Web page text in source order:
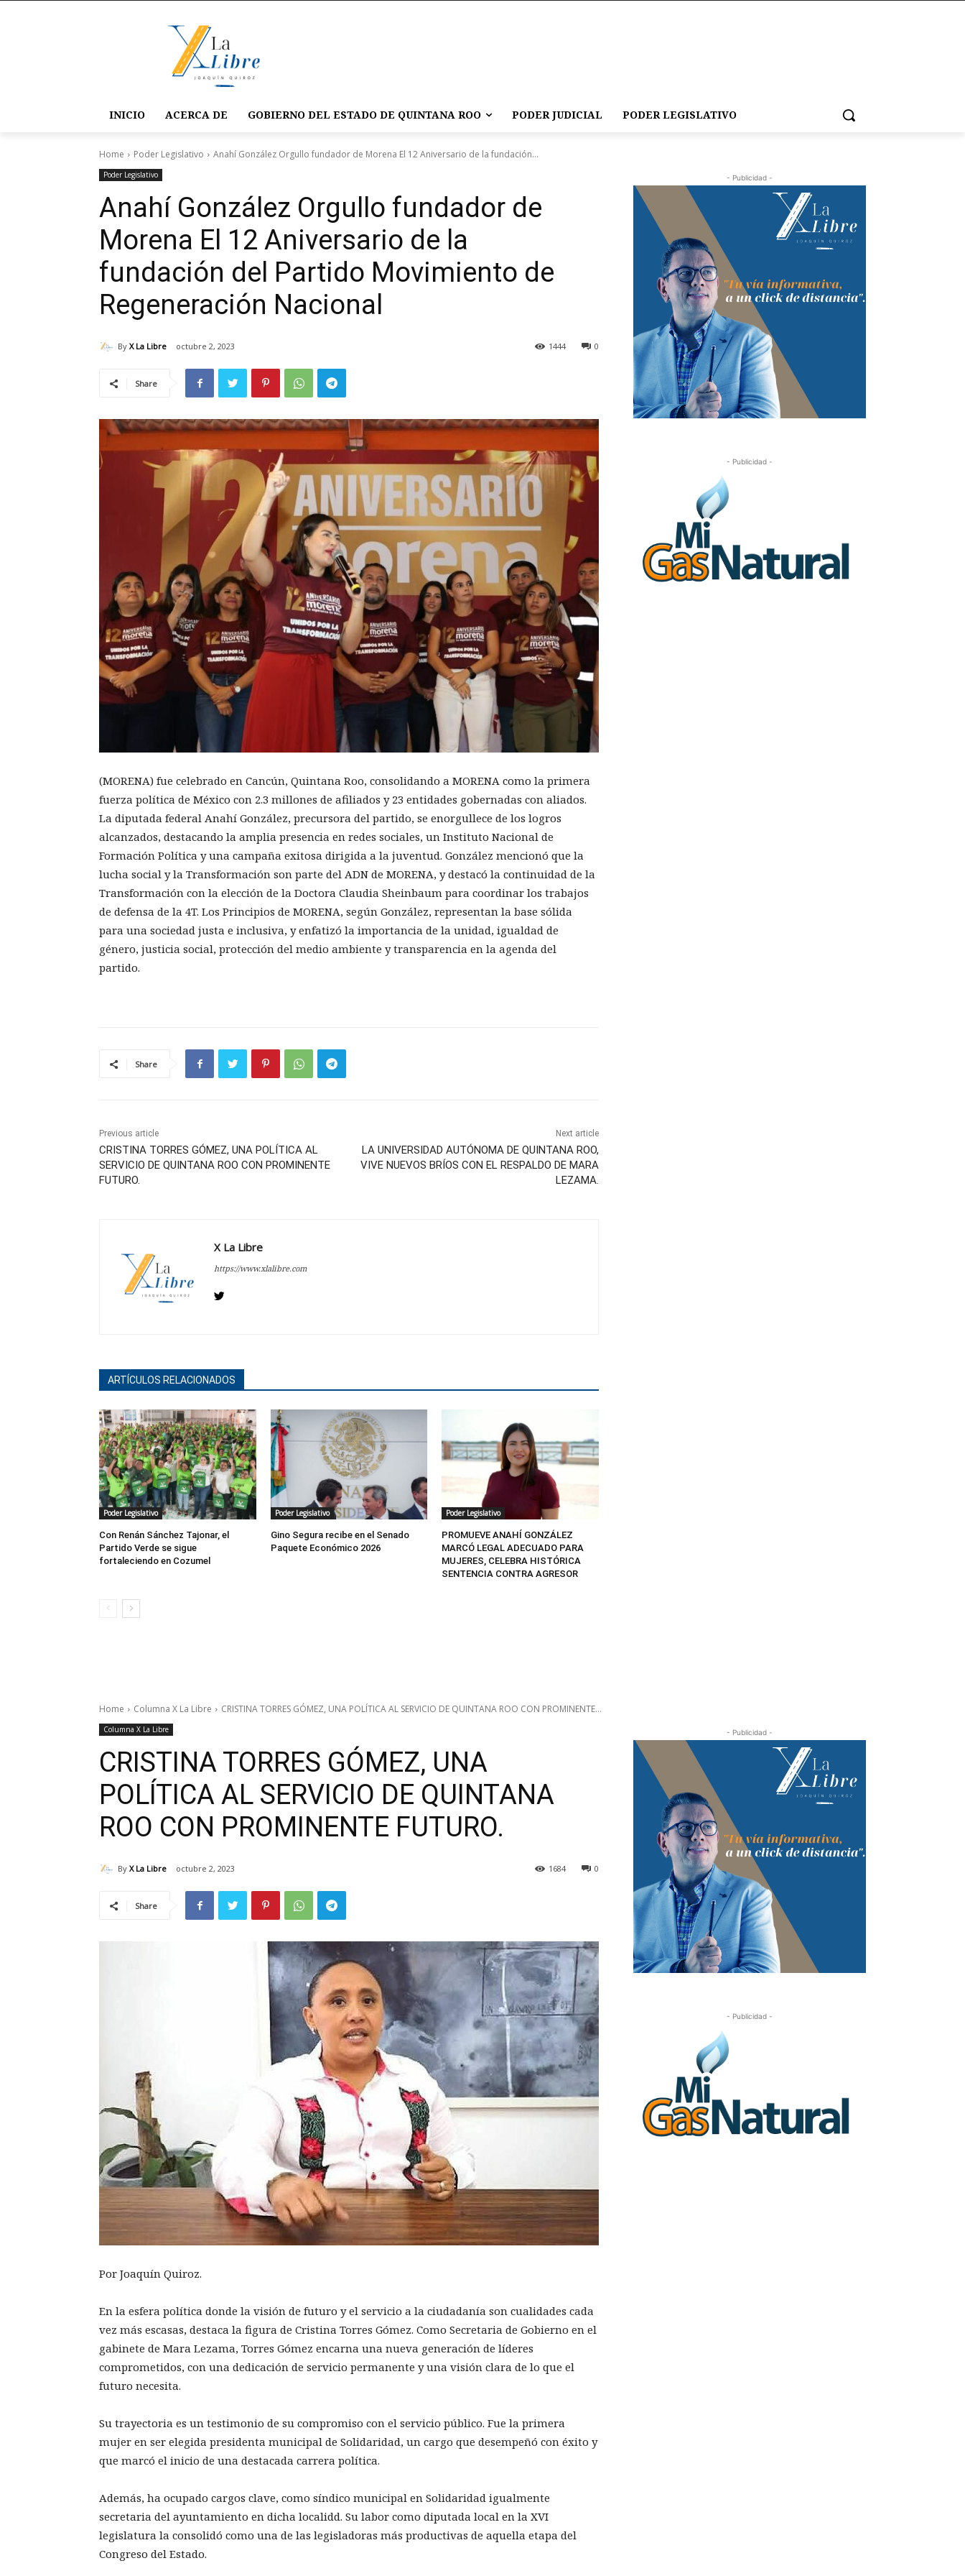
INICIO ACERCA DE GOBIERNO DEL ESTADO DE QUINTANA ROO PODER JUDICIAL PODER LEGISLATIVO
Home Poder Legislativo Anahí González Orgullo fundador de Morena El 12 Aniversario de la fundación...
Poder Legislativo
Anahí González Orgullo fundador de
Morena El 12 Aniversario de la
fundación del Partido Movimiento de
Regeneración Nacional
By X La Libre octubre 2, 2023 0
1444
Share
(MORENA) fue celebrado en Cancún, Quintana Roo, consolidando a MORENA como la primera
fuerza política de México con 2.3 millones de afiliados y 23 entidades gobernadas con aliados.
La diputada federal Anahí González, precursora del partido, se enorgullece de los logros
alcanzados, destacando la amplia presencia en redes sociales, un Instituto Nacional de
Formación Política y una campaña exitosa dirigida a la juventud. González mencionó que la
lucha social y la Transformación son parte del ADN de MORENA, y destacó la continuidad de la
Transformación con la elección de la Doctora Claudia Sheinbaum para coordinar los trabajos
de defensa de la 4T. Los Principios de MORENA, según González, representan la base sólida
para una sociedad justa e inclusiva, y enfatizó la importancia de la unidad, igualdad de
género, justicia social, protección del medio ambiente y transparencia en la agenda del
partido.
Share
Previous article
CRISTINA TORRES GÓMEZ, UNA POLÍTICA AL
SERVICIO DE QUINTANA ROO CON PROMINENTE
FUTURO.
Next article
LA UNIVERSIDAD AUTÓNOMA DE QUINTANA ROO,
VIVE NUEVOS BRÍOS CON EL RESPALDO DE MARA
LEZAMA.
X La Libre
https://www.xlalibre.com
ARTÍCULOS RELACIONADOS
Poder Legislativo
Con Renán Sánchez Tajonar, el
Partido Verde se sigue
fortaleciendo en Cozumel
Poder Legislativo
Gino Segura recibe en el Senado
Paquete Económico 2026
Poder Legislativo
PROMUEVE ANAHÍ GONZÁLEZ
MARCÓ LEGAL ADECUADO PARA
MUJERES, CELEBRA HISTÓRICA
SENTENCIA CONTRA AGRESOR
- Publicidad -
- Publicidad -